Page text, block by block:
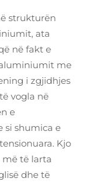
strukturën
ata
në fakt e
me
i zgjidhjes
vogla në
e
si shumica e
Kjo
më të larta
dhe të